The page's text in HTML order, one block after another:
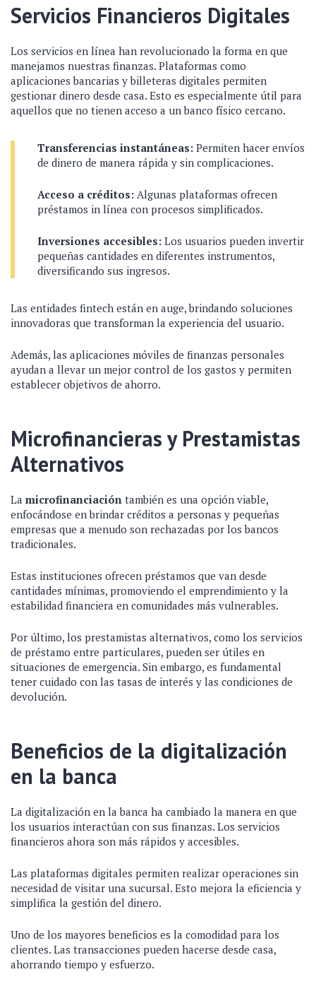
Servicios Financieros Digitales
Los servicios en línea han revolucionado la forma en que
manejamos nuestras finanzas. Plataformas como
aplicaciones bancarias y billeteras digitales permiten
gestionar dinero desde casa. Esto es especialmente útil para
aquellos que no tienen acceso a un banco físico cercano.
Transferencias instantáneas: Permiten hacer envíos
de dinero de manera rápida y sin complicaciones.
Acceso a créditos: Algunas plataformas ofrecen
préstamos in línea con procesos simplificados.
Inversiones accesibles: Los usuarios pueden invertir
pequeñas cantidades en diferentes instrumentos,
diversificando sus ingresos.
Las entidades fintech están en auge, brindando soluciones
innovadoras que transforman la experiencia del usuario.
Además, las aplicaciones móviles de finanzas personales
ayudan a llevar un mejor control de los gastos y permiten
establecer objetivos de ahorro.
Microfinancieras y Prestamistas
Alternativos
La microfinanciación también es una opción viable,
enfocándose en brindar créditos a personas y pequeñas
empresas que a menudo son rechazadas por los bancos
tradicionales.
Estas instituciones ofrecen préstamos que van desde
cantidades mínimas, promoviendo el emprendimiento y la
estabilidad financiera en comunidades más vulnerables.
Por último, los prestamistas alternativos, como los servicios
de préstamo entre particulares, pueden ser útiles en
situaciones de emergencia. Sin embargo, es fundamental
tener cuidado con las tasas de interés y las condiciones de
devolución.
Beneficios de la digitalización
en la banca
La digitalización en la banca ha cambiado la manera en que
los usuarios interactúan con sus finanzas. Los servicios
financieros ahora son más rápidos y accesibles.
Las plataformas digitales permiten realizar operaciones sin
necesidad de visitar una sucursal. Esto mejora la eficiencia y
simplifica la gestión del dinero.
Uno de los mayores beneficios es la comodidad para los
clientes. Las transacciones pueden hacerse desde casa,
ahorrando tiempo y esfuerzo.